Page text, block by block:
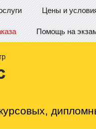
Цены и
Помощь на